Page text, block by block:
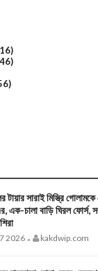
টায়ার সারাই মিস্ত্রি গোলামকে
চালা বাড়ি ঘিরল ফোর্স,
2026 - kakdwip.com